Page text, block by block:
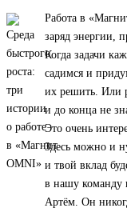
Работа в
заряд энергии,
Когда задачи
садимся и
их решить. Или
и до конца не
Это очень
Здесь можно и
и твой вклад
в нашу команду
Артём. Он